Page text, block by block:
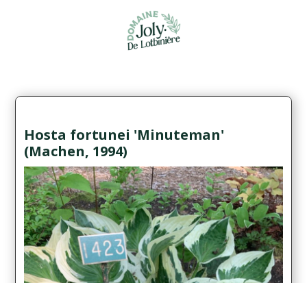
Hosta fortunei 'Minuteman'
(Machen, 1994)